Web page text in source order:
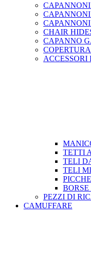
CHAIR
CAPANNO
ACCESSORI
TETTI
TELI
TELI
BORSE
PEZZI DI
CAMUFFARE